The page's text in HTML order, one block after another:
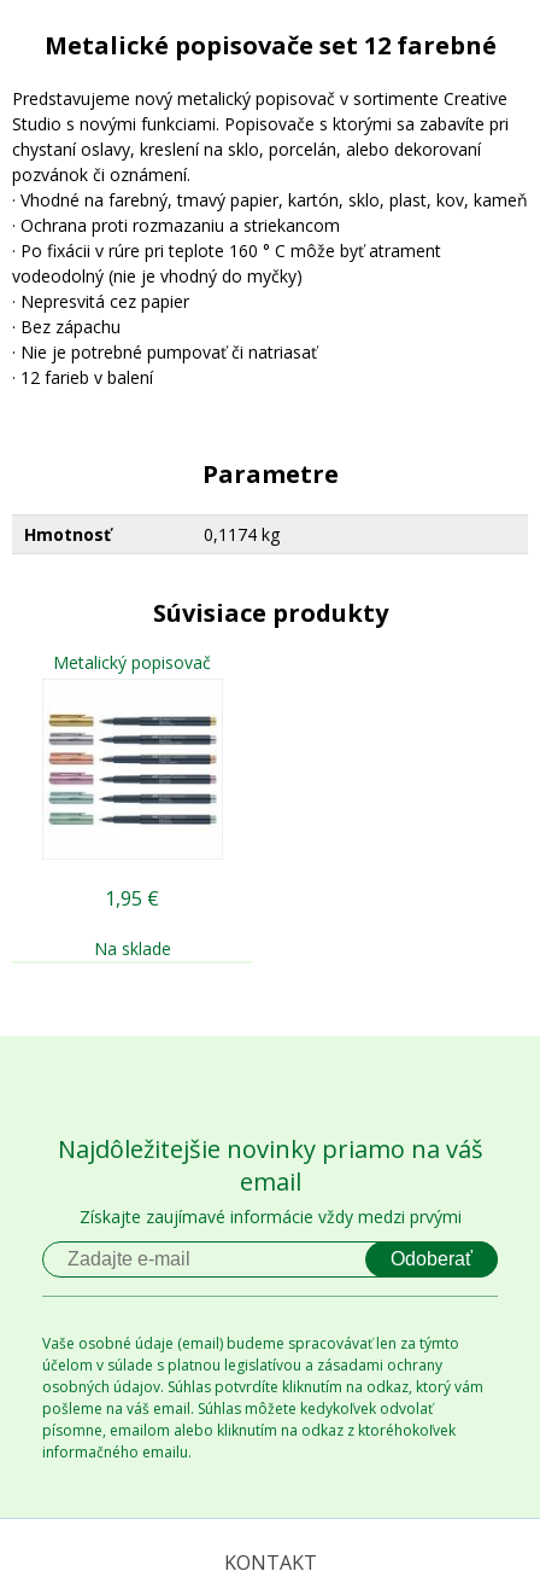
Metalické popisovače set 12 farebné
Predstavujeme nový metalický popisovač v sortimente Creative
Studio s novými funkciami. Popisovače s ktorými sa zabavíte pri
chystaní oslavy, kreslení na sklo, porcelán, alebo dekorovaní
pozvánok či oznámení.
· Vhodné na farebný, tmavý papier, kartón, sklo, plast, kov, kameň
· Ochrana proti rozmazaniu a striekancom
· Po fixácii v rúre pri teplote 160 ° C môže byť atrament
vodeodolný (nie je vhodný do myčky)
· Nepresvitá cez papier
· Bez zápachu
· Nie je potrebné pumpovať či natriasať
· 12 farieb v balení
Parametre
Hmotnosť 0,1174 kg
Súvisiace produkty
Metalický popisovač
1,95 €
Na sklade
Najdôležitejšie novinky priamo na váš
email
Získajte zaujímavé informácie vždy medzi prvými
Odoberať
Vaše osobné údaje (email) budeme spracovávať len za týmto
účelom v súlade s platnou legislatívou a zásadami ochrany
osobných údajov. Súhlas potvrdíte kliknutím na odkaz, ktorý vám
pošleme na váš email. Súhlas môžete kedykoľvek odvolať
písomne, emailom alebo kliknutím na odkaz z ktoréhokoľvek
informačného emailu.
KONTAKT